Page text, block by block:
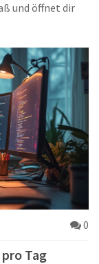
und öffnet dir
0
Tag